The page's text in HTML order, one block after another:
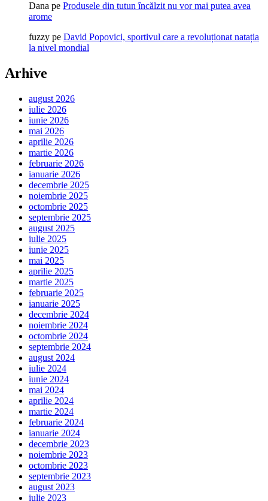
Dana pe Produsele din tutun încălzit nu vor mai putea avea
arome
fuzzy pe David Popovici, sportivul care a revoluționat natația
la nivel mondial
Arhive
august 2026
iulie 2026
iunie 2026
mai 2026
aprilie 2026
martie 2026
februarie 2026
ianuarie 2026
decembrie 2025
noiembrie 2025
octombrie 2025
septembrie 2025
august 2025
iulie 2025
iunie 2025
mai 2025
aprilie 2025
martie 2025
februarie 2025
ianuarie 2025
decembrie 2024
noiembrie 2024
octombrie 2024
septembrie 2024
august 2024
iulie 2024
iunie 2024
mai 2024
aprilie 2024
martie 2024
februarie 2024
ianuarie 2024
decembrie 2023
noiembrie 2023
octombrie 2023
septembrie 2023
august 2023
iulie 2023